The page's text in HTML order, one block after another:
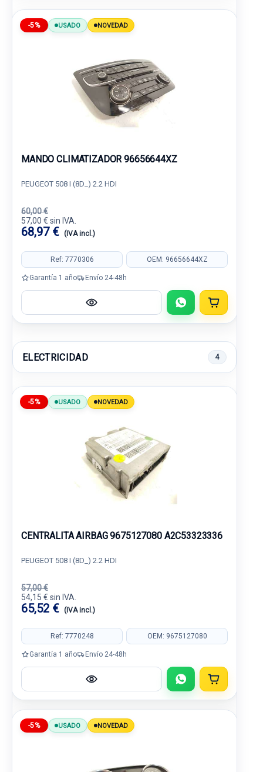
-5% USADO NOVEDAD
MANDO CLIMATIZADOR 96656644XZ
PEUGEOT 508 I (8D_) 2.2 HDI
60,00 €
57,00 € sin IVA.
68,97 € (IVA incl.)
Ref: 7770306 OEM: 96656644XZ
Garantía 1 año Envío 24-48h
ELECTRICIDAD 4
-5% USADO NOVEDAD
CENTRALITA AIRBAG 9675127080 A2C53323336
PEUGEOT 508 I (8D_) 2.2 HDI
57,00 €
54,15 € sin IVA.
65,52 € (IVA incl.)
Ref: 7770248 OEM: 9675127080
Garantía 1 año Envío 24-48h
-5% USADO NOVEDAD